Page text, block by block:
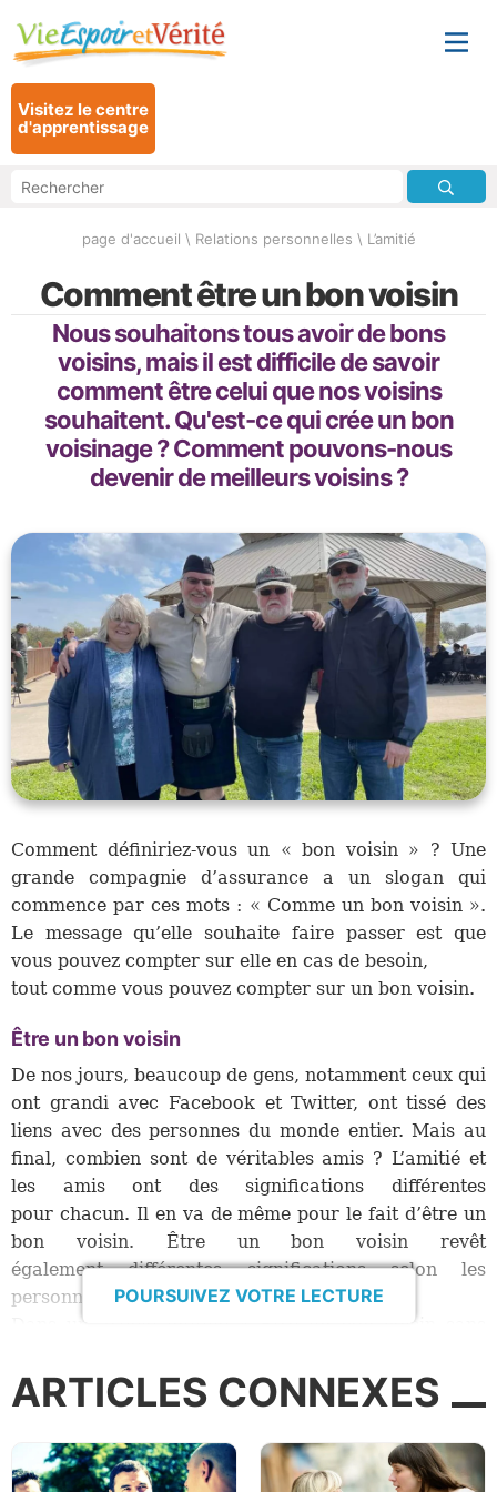
Visitez le centre
d'apprentissage
page d'accueil \ Relations personnelles \ L’amitié
Comment être un bon voisin
Nous souhaitons tous avoir de bons
voisins, mais il est difficile de savoir
comment être celui que nos voisins
souhaitent. Qu'est-ce qui crée un bon
voisinage ? Comment pouvons-nous
devenir de meilleurs voisins ?
Comment définiriez-vous un « bon voisin » ? Une
grande compagnie d’assurance a un slogan qui
commence par ces mots : « Comme un bon voisin ».
Le message qu’elle souhaite faire passer est que
vous pouvez compter sur elle en cas de besoin,
tout comme vous pouvez compter sur un bon voisin.
Être un bon voisin
De nos jours, beaucoup de gens, notamment ceux qui
ont grandi avec Facebook et Twitter, ont tissé des
liens avec des personnes du monde entier. Mais au
final, combien sont de véritables amis ? L’amitié et
les amis ont des significations différentes
pour chacun. Il en va de même pour le fait d’être un
bon voisin. Être un bon voisin revêt
également différentes significations selon les
personnes.
Dans un article intitulé « Être un bon voisin sans
Selon vos préférences personnelles, être un bon
voisin peut signifier rester discret, se contentant
courrier. Ou bien, on peut considérer qu’une
POURSUIVEZ VOTRE LECTURE
ARTICLES CONNEXES